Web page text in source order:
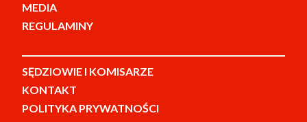
MEDIA
REGULAMINY
SĘDZIOWIE I KOMISARZE
KONTAKT
POLITYKA PRYWATNOŚCI